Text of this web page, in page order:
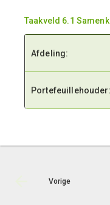
Taakveld 6.1
Afdeling:
Portefeuillehouder:
Vorige